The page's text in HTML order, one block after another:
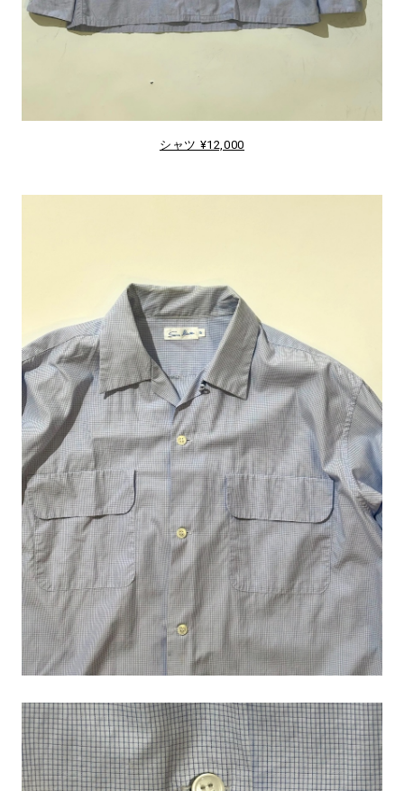
シャツ ¥12,000